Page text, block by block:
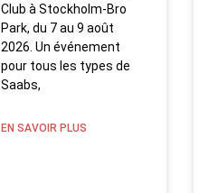
Club à Stockholm-Bro
Park, du 7 au 9 août
2026. Un événement
pour tous les types de
Saabs,
EN SAVOIR PLUS